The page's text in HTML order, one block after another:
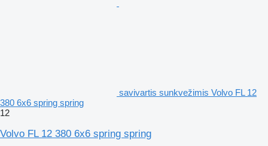
savivartis sunkvežimis Volvo FL 12
380 6x6 spring spring
12
Volvo FL 12 380 6x6 spring spring